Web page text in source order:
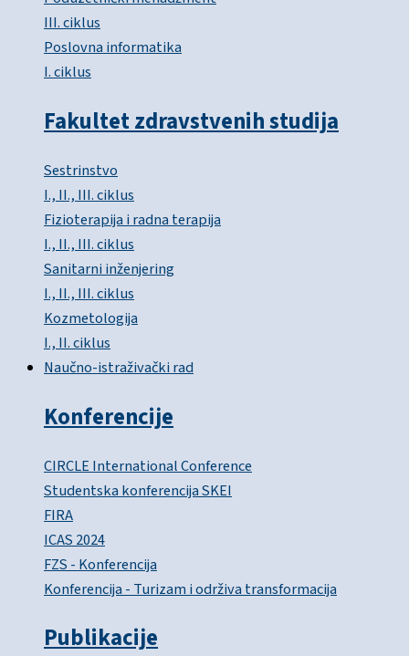
III. ciklus
Poslovna informatika
I. ciklus
Fakultet zdravstvenih studija
Sestrinstvo
I., II., III. ciklus
Fizioterapija i radna terapija
I., II., III. ciklus
Sanitarni inženjering
I., II., III. ciklus
Kozmetologija
I., II. ciklus
Naučno-istraživački rad
Konferencije
CIRCLE International Conference
Studentska konferencija SKEI
FIRA
ICAS 2024
FZS - Konferencija
Konferencija - Turizam i održiva transformacija
Publikacije